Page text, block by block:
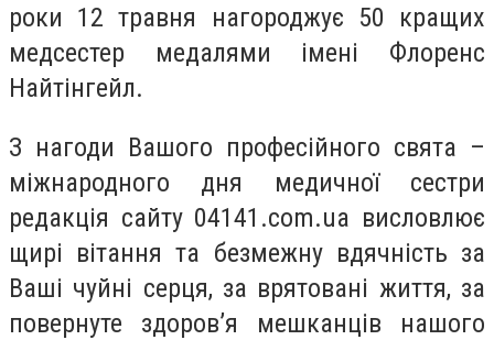
роки 12 травня нагороджує 50 кращих
медсестер медалями імені Флоренс
Найтінгейл.
З нагоди Вашого професійного свята –
міжнародного дня медичної сестри
редакція сайту 04141.com.ua висловлює
щирі вітання та безмежну вдячність за
Ваші чуйні серця, за врятовані життя, за
повернуте здоров’я мешканців нашого